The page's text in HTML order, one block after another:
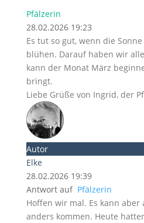
Pfälzerin
28.02.2026 19:23
Es tut so gut, wenn die
blühen. Darauf haben wir
kann der Monat März
bringt.
Liebe Grüße von Ingrid, der
Autor
Elke
28.02.2026 19:39
Antwort auf Pfälzerin
Hoffen wir mal. Es kann aber
anders kommen. Heute